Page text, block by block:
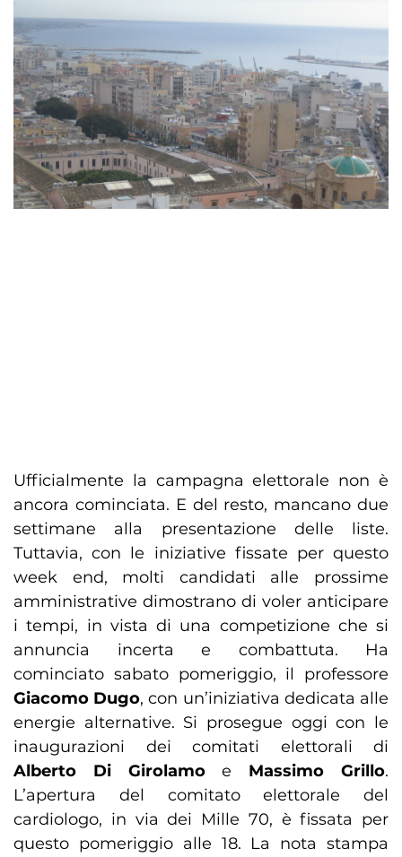
Ufficialmente la campagna elettorale non è
ancora cominciata. E del resto, mancano due
settimane alla presentazione delle liste.
Tuttavia, con le iniziative fissate per questo
week end, molti candidati alle prossime
amministrative dimostrano di voler anticipare
i tempi, in vista di una competizione che si
annuncia incerta e combattuta. Ha
cominciato sabato pomeriggio, il professore
Giacomo Dugo, con un’iniziativa dedicata alle
energie alternative. Si prosegue oggi con le
inaugurazioni dei comitati elettorali di
Alberto Di Girolamoe Massimo Grillo.
L’apertura del comitato elettorale del
cardiologo, in via dei Mille 70, è fissata per
questo pomeriggio alle 18. La nota stampa